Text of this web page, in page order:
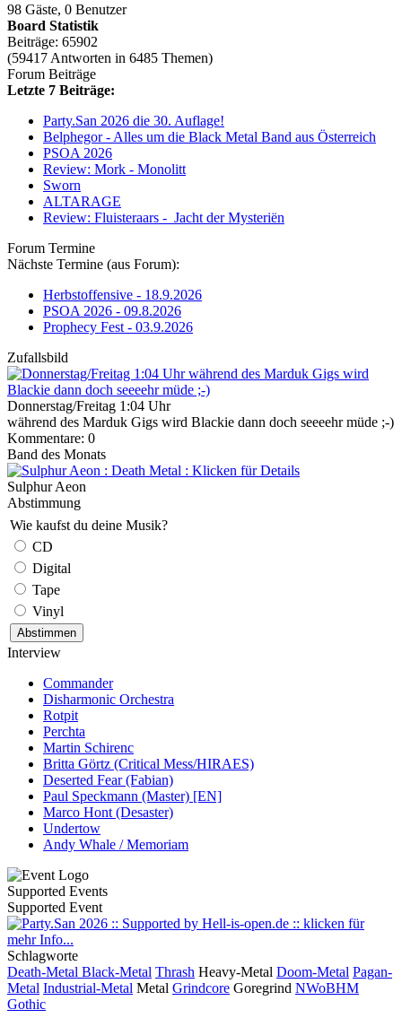
98 Gäste, 0 Benutzer
Board Statistik
Beiträge: 65902
(59417 Antworten in 6485 Themen)
Forum Beiträge
Letzte 7 Beiträge:
Party.San 2026 die 30. Auflage!
Belphegor - Alles um die Black Metal Band aus Österreich
PSOA 2026
Review: Mork - Monolitt
Sworn
ALTARAGE
Review: Fluisteraars - Jacht der Mysteriën
Forum Termine
Nächste Termine (aus Forum):
Herbstoffensive - 18.9.2026
PSOA 2026 - 09.8.2026
Prophecy Fest - 03.9.2026
Zufallsbild
Donnerstag/Freitag 1:04 Uhr
während des Marduk Gigs wird Blackie dann doch seeeehr müde ;-)
Kommentare: 0
Band des Monats
Sulphur Aeon
Abstimmung
Wie kaufst du deine Musik?
CD
Digital
Tape
Vinyl
Interview
Commander
Disharmonic Orchestra
Rotpit
Perchta
Martin Schirenc
Britta Görtz (Critical Mess/HIRAES)
Deserted Fear (Fabian)
Paul Speckmann (Master) [EN]
Marco Hont (Desaster)
Undertow
Andy Whale / Memoriam
Supported Events
Supported Event
Schlagworte
Death-Metal Black-Metal Thrash Heavy-Metal Doom-Metal Pagan-
Metal Industrial-Metal Metal Grindcore Goregrind NWoBHM
Gothic